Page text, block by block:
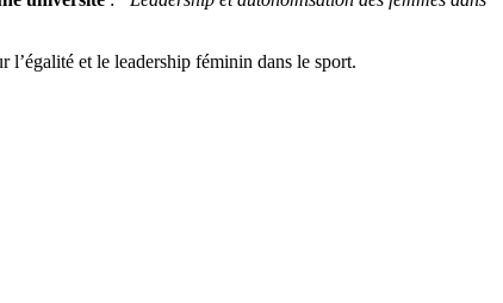
l’égalité et le leadership féminin dans le sport.